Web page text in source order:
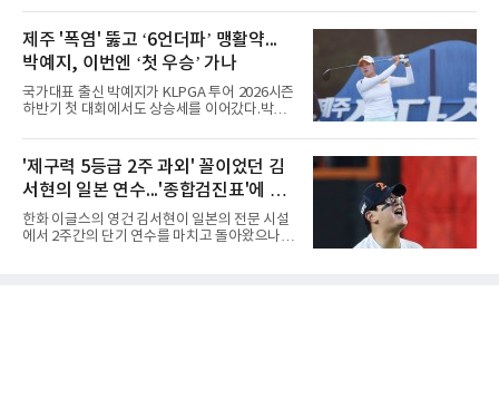
받았으나, 지난해 상금순위 75위에 그쳐 시드순
위전으로 밀렸고 본선에서도 78위에
행배 전국중고배구대회 18세 이하 여자부 결승
에서 선명여고를 세트스코어 3-1(13-25, 25-14,
25-17, 25-10)로 물리치고 우승을 차지했다.첫
세트를 13-25로 내주며 불안하게 출발한 중앙여
고는 이후 조직력을 되찾아 2세트부터 경기 주
도권을 완전히 장악했다. 강한 서브와 탄탄한 수
비를 앞세워 내리 세 세트를 따내며 짜릿한 역전
권대회 결승에서 모두 선명여고에 패해 준우승
에 머물렀다. 그러나 세 번째
제주 '폭염' 뚫고 ‘6언더파’ 맹활약...
박예지, 이번엔 ‘첫 우승’ 가나
국가대표 출신 박예지가 KLPGA 투어 2026시즌
하반기 첫 대회에서도 상승세를 이어갔다.박예
서 열린 KLPGA 투어 제주삼다수 마스터스 1라
운드에서 보기 없이 버디만 6개를 잡아내며 6언
더파 66타를 쳤다. 박예지는 서어진, 신다인과
선두권을 형성했다.이날 경기가 열린 테디밸리
골프앤리조트 역시 전국적 폭염을 피해가지 못
했다. 대회장의 최고 기온은 35도에 달했다. 섬
지역 특성상 습도가 높아 체감온도는 더 높게 느
'제구력 5등급 2주 과외' 꼴이었던 김
서현의 일본 연수...'종합검진표'에 불
과
한화 이글스의 영건 김서현이 일본의 전문 시설
에서 2주간의 단기 연수를 마치고 돌아왔으나,